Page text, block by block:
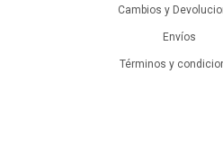
Cambios y
Envíos
Términos y